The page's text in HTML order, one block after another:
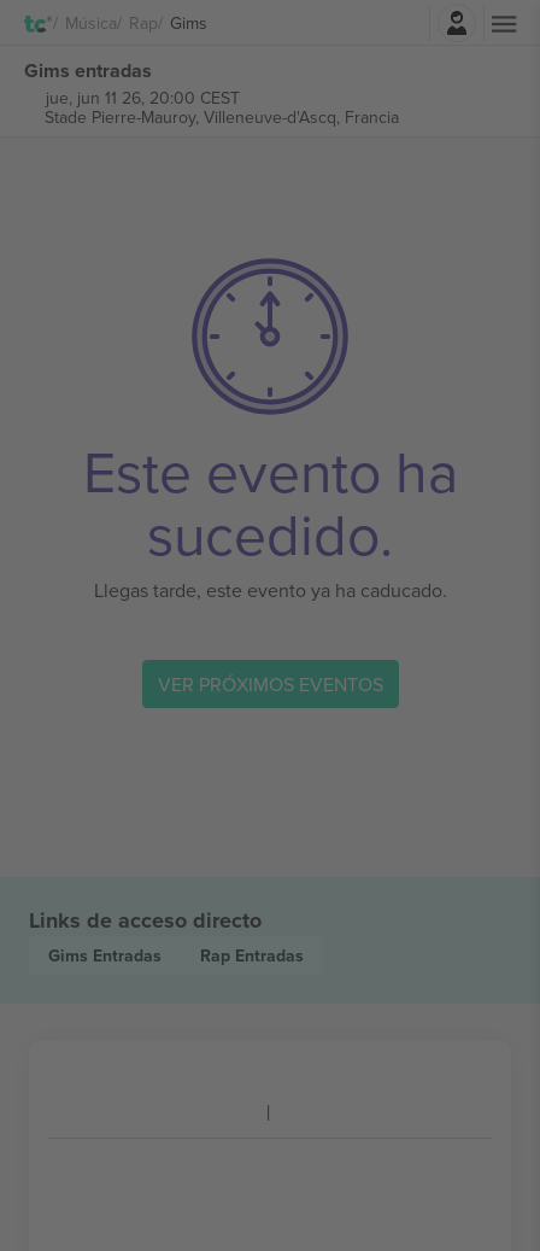
Música Rap Gims
Gims entradas
jue, jun 11 26, 20:00 CEST
Stade Pierre-Mauroy, Villeneuve-d'Ascq, Francia
Este evento ha
sucedido.
Llegas tarde, este evento ya ha caducado.
VER PRÓXIMOS EVENTOS
Links de acceso directo
Gims Entradas Rap Entradas